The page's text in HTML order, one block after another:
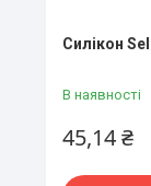
Силікон
В наявності
45,14 ₴